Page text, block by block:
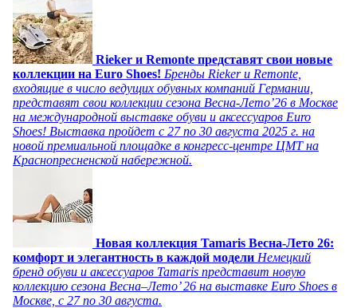
Rieker и Remonte представят свои новые
коллекции на Euro Shoes! Бренды Rieker и Remonte,
входящие в число ведущих обувных компаний Германии,
представят свои коллекции сезона Весна-Лето’26 в Москве
на международной выставке обуви и аксессуаров Euro
Shoes! Выставка пройдет c 27 по 30 августа 2025 г. на
новой премиальной площадке в конгресс-центре ЦМТ на
Краснопресненской набережной.
Новая коллекция Tamaris Весна-Лето 26:
комфорт и элегантность в каждой модели Немецкий
бренд обуви и аксессуаров Tamaris представит новую
коллекцию сезона Весна–Лето’ 26 на выставке Euro Shoes в
Москве, с 27 по 30 августа.